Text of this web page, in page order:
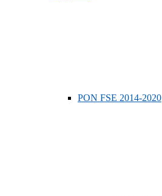
PON FSE 2014-2020